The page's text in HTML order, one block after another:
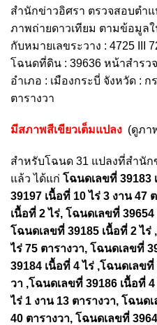
สำนักข่าวอิศรา ตรวจสอบตำ
ภาพถ่ายดาวเทียม ตามข้อมูล
กับหมายเลขระวาง : 4725 III
โฉนดที่ดิน : 39636 หน้าสำรว
อำเภอ : เมืองกระบี่ จังหวัด : ก
ตารางวา
มีสภาพสีเขียวเต็มแปลง (ดูภา
สำหรับโฉนด 31 แปลงที่สำนั
แล้ว ได้แก่ โฉนดเลขที่ 39183
39197 เนื้อที่ 10 ไร่ 3 งาน 47
เนื้อที่ 2 ไร่, โฉนดเลขที่
โฉนดเลขที่ 39185 เนื้อที่ 2 ไร่
ไร่ 75 ตารางวา, โฉนดเลขที่
39184 เนื้อที่ 4 ไร่ ,โฉนดเลข
วา ,โฉนดเลขที่ 39186 เนื้อที่
ไร่ 1 งาน 13 ตารางวา, โฉนด
40 ตารางวา, โฉนดเลขที่